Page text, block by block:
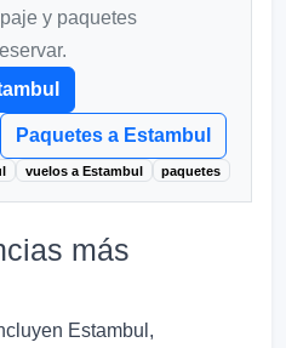
y paquetes
Paquetes a Estambul
vuelos a Estambul paquetes
más
Estambul,